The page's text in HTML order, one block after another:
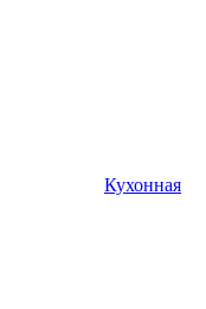
Кухонная